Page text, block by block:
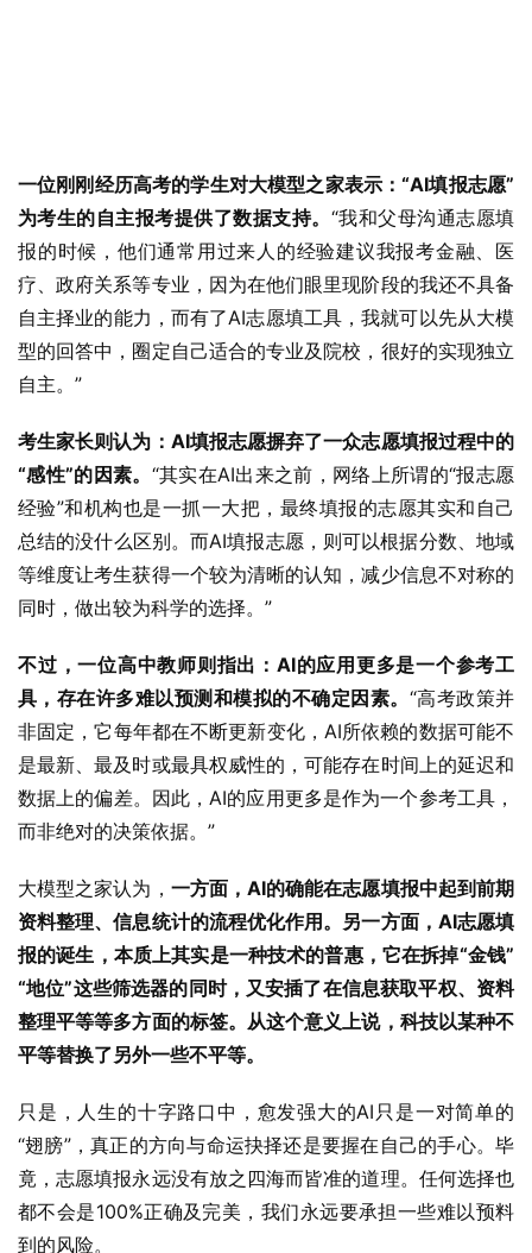
一位刚刚经历高考的学生对大模型之家表示：“AI填报志愿”
为考生的自主报考提供了数据支持。 “我和父母沟通志愿填
报的时候，他们通常用过来人的经验建议我报考金融、医
疗、政府关系等专业，因为在他们眼里现阶段的我还不具备
自主择业的能力，而有了AI志愿填工具，我就可以先从大模
型的回答中，圈定自己适合的专业及院校，很好的实现独立
自主。”
考生家长则认为：AI填报志愿摒弃了一众志愿填报过程中的
“感性”的因素。 “其实在AI出来之前，网络上所谓的“报志愿
经验”和机构也是一抓一大把，最终填报的志愿其实和自己
总结的没什么区别。而AI填报志愿，则可以根据分数、地域
等维度让考生获得一个较为清晰的认知，减少信息不对称的
同时，做出较为科学的选择。”
不过，一位高中教师则指出：AI的应用更多是一个参考工
具，存在许多难以预测和模拟的不确定因素。 “高考政策并
非固定，它每年都在不断更新变化，AI所依赖的数据可能不
是最新、最及时或最具权威性的，可能存在时间上的延迟和
数据上的偏差。因此，AI的应用更多是作为一个参考工具，
而非绝对的决策依据。”
大模型之家认为， 一方面，AI的确能在志愿填报中起到前期
资料整理、信息统计的流程优化作用。另一方面，AI志愿填
报的诞生，本质上其实是一种技术的普惠，它在拆掉“金钱”
“地位”这些筛选器的同时，又安插了在信息获取平权、资料
整理平等等多方面的标签。从这个意义上说，科技以某种不
平等替换了另外一些不平等。
只是，人生的十字路口中，愈发强大的AI只是一对简单的
“翅膀”，真正的方向与命运抉择还是要握在自己的手心。毕
竟，志愿填报永远没有放之四海而皆准的道理。任何选择也
都不会是100%正确及完美，我们永远要承担一些难以预料
到的风险。